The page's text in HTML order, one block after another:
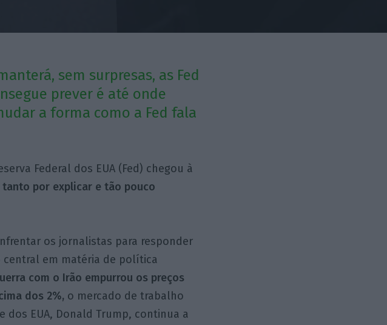
sem surpresas, as Fed
prever é até onde
a forma como a Fed fala
Federal dos EUA (Fed) chegou à
tanto por explicar e tão pouco
os jornalistas para responder
em matéria de política
com o Irão empurrou os preços
dos 2%, o mercado de trabalho
dos EUA, Donald Trump, continua a